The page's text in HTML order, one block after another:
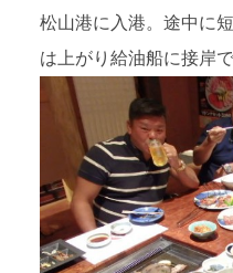
松山港に入港。途中に
は上がり給油船に接岸で